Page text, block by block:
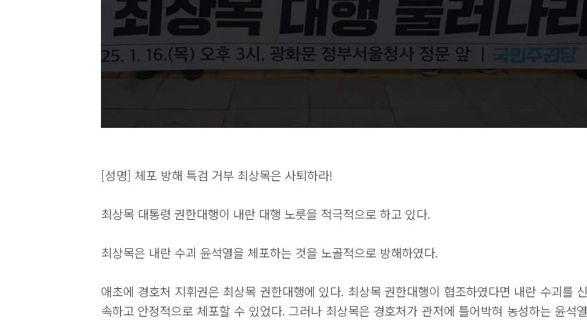
[성명] 체포 방해 특검 거부 최상목은 사퇴하라!
최상목 대통령 권한대행이 내란 대행 노릇을 적극적으로 하고 있다.
최상목은 내란 수괴 윤석열을 체포하는 것을 노골적으로 방해하였다.
애초에 경호처 지휘권은 최상목 권한대행에 있다. 최상목 권한대행이 협조하였다면 내란 수괴를 신
속하고 안정적으로 체포할 수 있었다. 그러나 최상목은 경호처가 관저에 틀어박혀 농성하는 윤석열